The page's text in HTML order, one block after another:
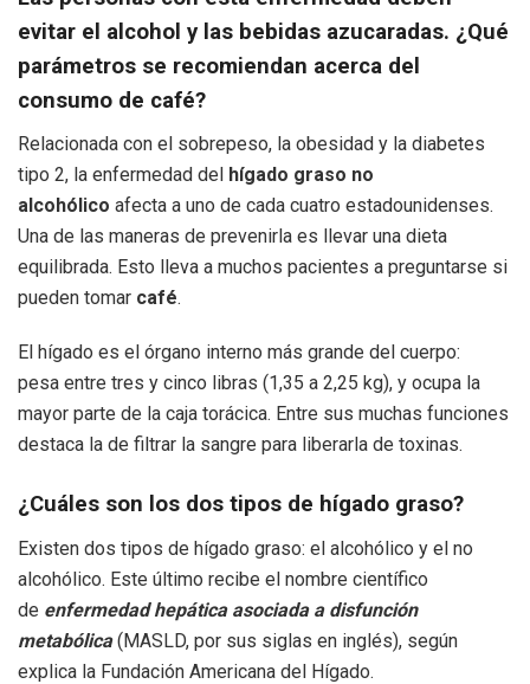
evitar el alcohol y las bebidas azucaradas. ¿Qué
parámetros se recomiendan acerca del
consumo de café?
Relacionada con el sobrepeso, la obesidad y la diabetes
tipo 2, la enfermedad del hígado graso no
alcohólico afecta a uno de cada cuatro estadounidenses.
Una de las maneras de prevenirla es llevar una dieta
equilibrada. Esto lleva a muchos pacientes a preguntarse si
pueden tomar café.
El hígado es el órgano interno más grande del cuerpo:
pesa entre tres y cinco libras (1,35 a 2,25 kg), y ocupa la
mayor parte de la caja torácica. Entre sus muchas funciones
destaca la de filtrar la sangre para liberarla de toxinas.
¿Cuáles son los dos tipos de hígado graso?
Existen dos tipos de hígado graso: el alcohólico y el no
alcohólico. Este último recibe el nombre científico
de enfermedad hepática asociada a disfunción
metabólica(MASLD, por sus siglas en inglés), según
explica la Fundación Americana del Hígado.